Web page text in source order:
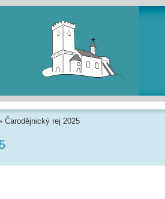
Čarodějnický rej 2025